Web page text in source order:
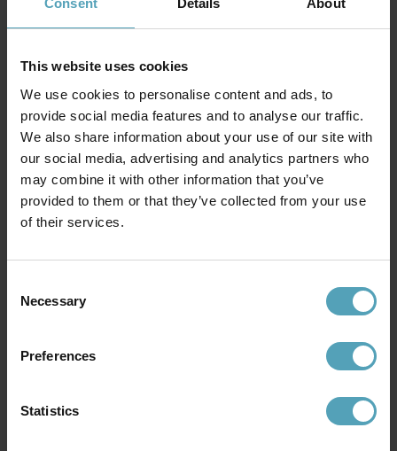
Consent Details About
This website uses cookies
We use cookies to personalise content and ads, to
provide social media features and to analyse our traffic.
We also share information about your use of our site with
our social media, advertising and analytics partners who
may combine it with other information that you’ve
provided to them or that they’ve collected from your use
of their services.
Selection
Necessary
Preferences
Statistics
1 319 kr
PRISMATCH